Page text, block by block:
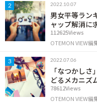
2 2022.10.07
男女平等ラン
ャップ解消に
112625Views
OTEMON VIEW編
3 2022.07.06
「なつかし
どるメカニズ
78612Views
OTEMON VIEW編